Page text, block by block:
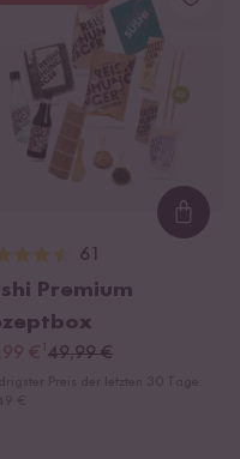
61
Premium
€ ¹49,99 €